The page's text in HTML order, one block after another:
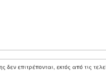
δεν επιτρέπονται, εκτός από τις